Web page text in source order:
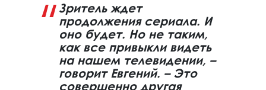
Зритель ждет
продолжения сериала. И
оно будет. Но не таким,
как все привыкли видеть
на нашем телевидении, –
говорит Евгений. – Это
совершенно другая